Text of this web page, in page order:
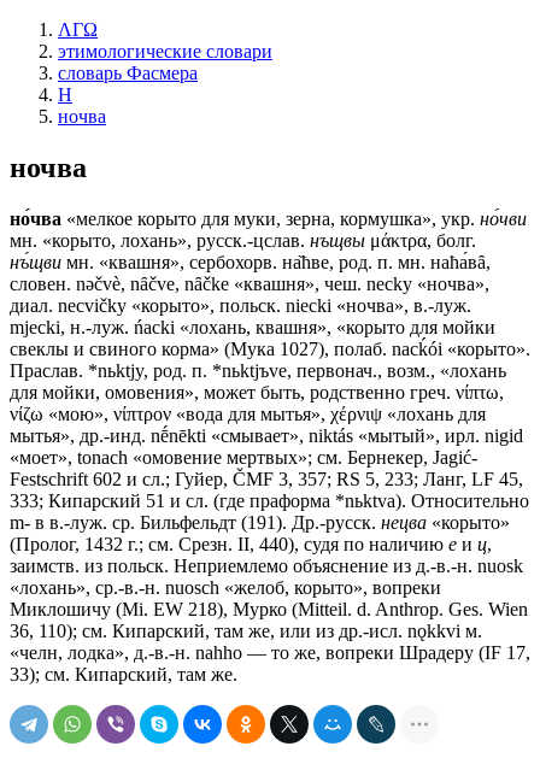
ΛΓΩ
этимологические словари
словарь Фасмера
Н
ночва
ночва
но́чва «мелкое корыто для муки, зерна, кормушка», укр. но́чви
мн. «корыто, лохань», русск.-цслав. нъщвы μάκτρα, болг.
нъ́щви мн. «квашня», сербохорв. на̏ħве, род. п. мн. наħа́вȃ,
словен. nǝčvè, nȃčvе, nȃčke «квашня», чеш. nесkу «ночва»,
диал. necvičky «корыто», польск. niecki «ночва», в.-луж.
mjecki, н.-луж. ńасki «лохань, квашня», «корыто для мойки
свеклы и свиного корма» (Мука 1027), полаб. nacḱói «корыто».
Праслав. *nьktjy, род. п. *nьktjъve, первонач., возм., «лохань
для мойки, омовения», может быть, родственно греч. νίπτω,
νίζω «мою», νίπτρον «вода для мытья», χέρνιψ «лохань для
мытья», др.-инд. nḗnēkti «смывает», niktás «мытый», ирл. nigid
«моет», tоnасh «омовение мертвых»; см. Бернекер, Jagić-
Festschrift 602 и сл.; Гуйер, ČМF 3, 357; RS 5, 233; Ланг, LF 45,
333; Кипарский 51 и сл. (где праформа *nьktva). Относительно
m- в в.-луж. ср. Бильфельдт (191). Др.-русск. нецва «корыто»
(Пролог, 1432 г.; см. Срезн. II, 440), судя по наличию е и ц,
заимств. из польск. Неприемлемо объяснение из д.-в.-н. nuosk
«лохань», ср.-в.-н. nuosch «желоб, корыто», вопреки
Миклошичу (Мi. ЕW 218), Мурко (Мitteil. d. Anthrop. Ges. Wien
36, 110); см. Кипарский, там же, или из др.-исл. nǫkkvi м.
«челн, лодка», д.-в.-н. nahho — то же, вопреки Шрадеру (IF 17,
33); см. Кипарский, там же.